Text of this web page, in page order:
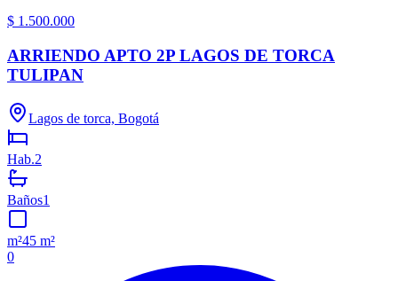
$ 1.500.000
ARRIENDO APTO 2P LAGOS DE TORCA
TULIPAN
Lagos de torca, Bogotá
Hab.2
Baños1
m²45 m²
0